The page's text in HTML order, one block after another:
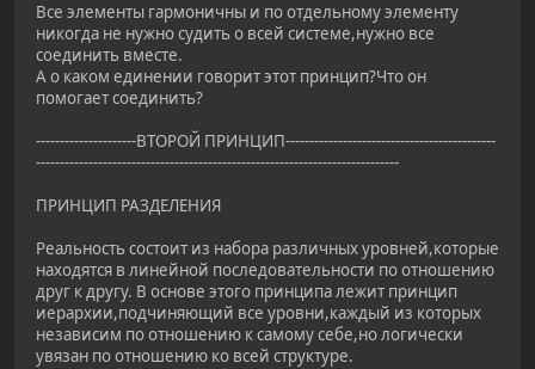
Все элементы гармоничны и по отдельному элементу
никогда не нужно судить о всей системе,нужно все
соединить вместе.
А о каком единении говорит этот принцип?Что он
помогает соединить?
---------------------ВТОРОЙ ПРИНЦИП--------------------------------------------
----------------------------------------------------------------------------
ПРИНЦИП РАЗДЕЛЕНИЯ
Реальность состоит из набора различных уровней,которые
находятся в линейной последовательности по отношению
друг к другу. В основе этого принципа лежит принцип
иерархии,подчиняющий все уровни,каждый из которых
независим по отношению к самому себе,но логически
увязан по отношению ко всей структуре.